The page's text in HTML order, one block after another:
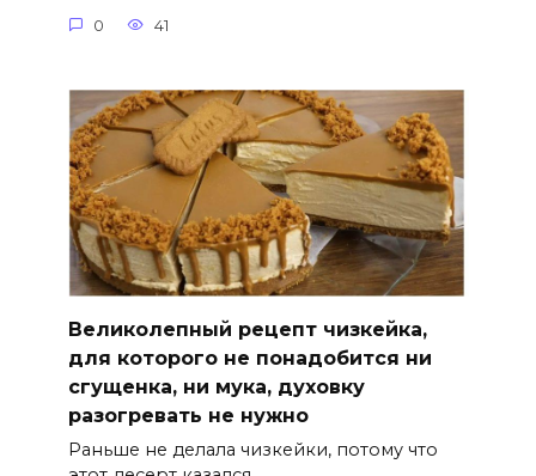
0 41
Великолепный рецепт чизкейка,
для которого не понадобится ни
сгущенка, ни мука, духовку
разогревать не нужно
Раньше не делала чизкейки, потому что